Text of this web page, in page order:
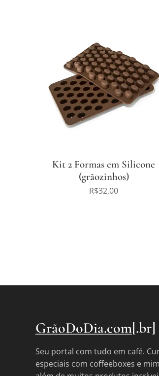
Kit 2 Formas em Silicone
(grãozinhos)
R$32,00
GrãoDoDia.com[.br]
Seu portal com tudo em café.
especiais com coffeeboxes e